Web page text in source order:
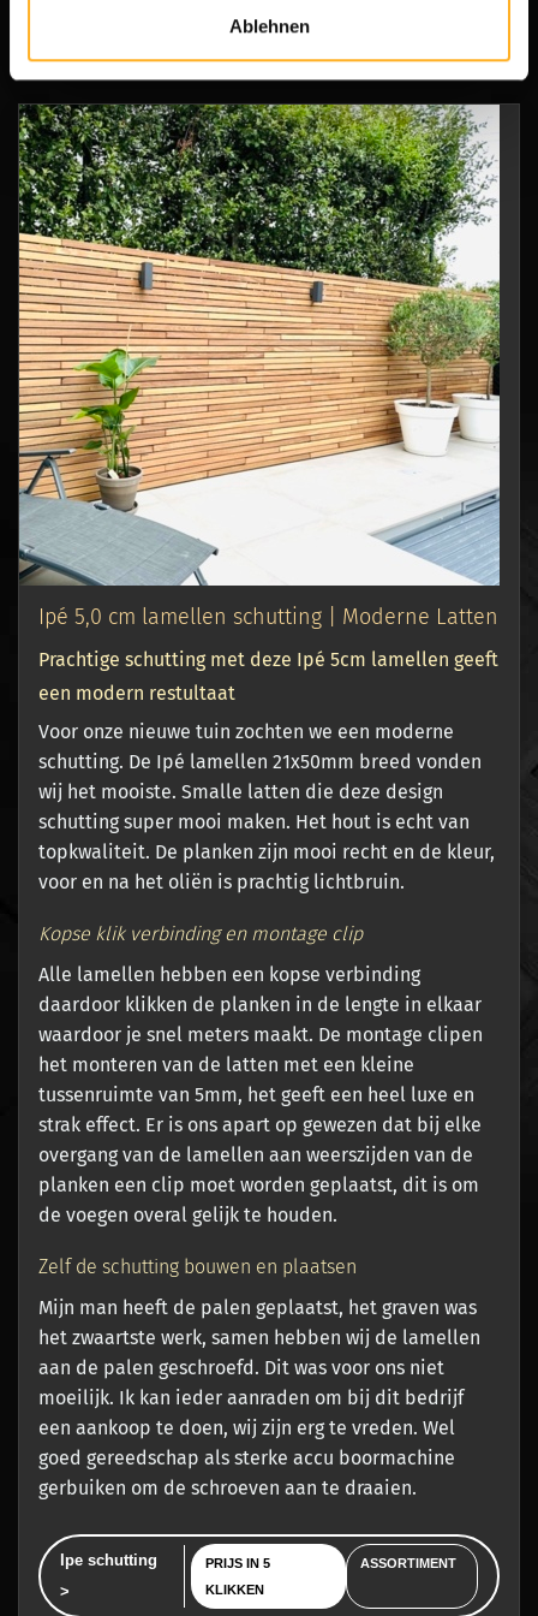
Ablehnen
Ipé 5,0 cm lamellen schutting | Moderne Latten
Prachtige schutting met deze Ipé 5cm lamellen geeft
een modern restultaat
Voor onze nieuwe tuin zochten we een moderne
schutting. De Ipé lamellen 21x50mm breed vonden
wij het mooiste. Smalle latten die deze design
schutting super mooi maken. Het hout is echt van
topkwaliteit. De planken zijn mooi recht en de kleur,
voor en na het oliën is prachtig lichtbruin.
Kopse klik verbinding en montage clip
Alle lamellen hebben een kopse verbinding
daardoor klikken de planken in de lengte in elkaar
waardoor je snel meters maakt. De montage clipen
het monteren van de latten met een kleine
tussenruimte van 5mm, het geeft een heel luxe en
strak effect. Er is ons apart op gewezen dat bij elke
overgang van de lamellen aan weerszijden van de
planken een clip moet worden geplaatst, dit is om
de voegen overal gelijk te houden.
Zelf de schutting bouwen en plaatsen
Mijn man heeft de palen geplaatst, het graven was
het zwaartste werk, samen hebben wij de lamellen
aan de palen geschroefd. Dit was voor ons niet
moeilijk. Ik kan ieder aanraden om bij dit bedrijf
een aankoop te doen, wij zijn erg te vreden. Wel
goed gereedschap als sterke accu boormachine
gerbuiken om de schroeven aan te draaien.
Ipe schutting
>
PRIJS IN 5
KLIKKEN
ASSORTIMENT